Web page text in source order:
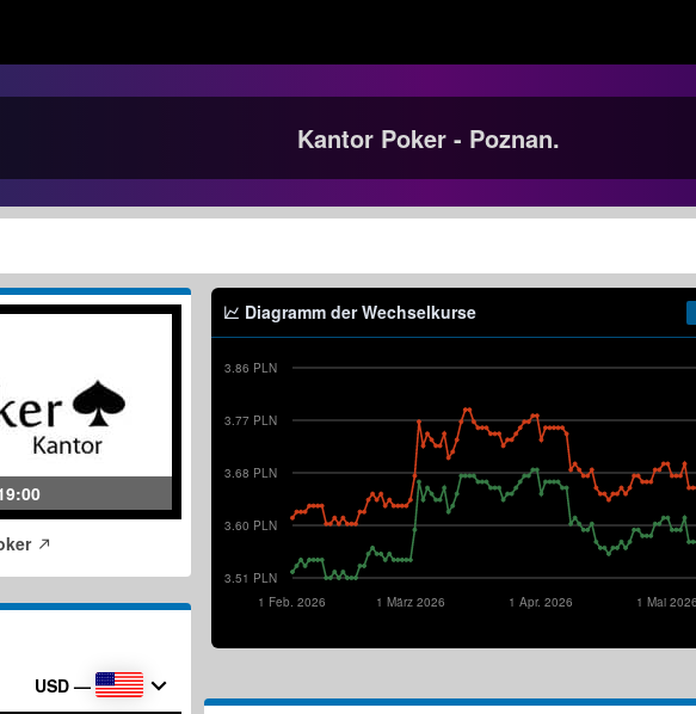
Kantor Poker - Poznan.
USD —
Diagramm der Wechselkurse
3.51 PLN
3.60 PLN
3.68 PLN
3.77 PLN
3.86 PLN
1 Mai 2026
1 Apr. 2026
1 März 2026
1 Feb. 2026